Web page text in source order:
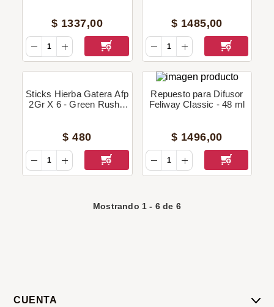
$ 1337,00 $ 1485,00
Sticks Hierba Gatera Afp
2Gr X 6 - Green Rush -
$ 480
Repuesto para Difusor
Feliway Classic - 48 ml
$ 1496,00
Mostrando 1 - 6 de 6
CUENTA